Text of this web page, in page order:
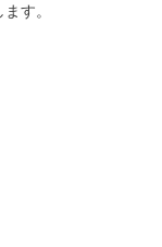
す。